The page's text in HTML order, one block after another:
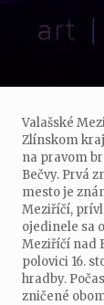
Valašské
Zlínskom
na pravom
Bečvy. Prvá
mesto je
Meziříčí,
ojedinele sa
Meziříčí nad
polovici 16.
hradby.
zničené